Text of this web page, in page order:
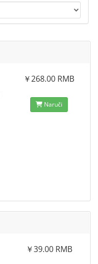
￥268.00 RMB
Naruči
￥39.00 RMB